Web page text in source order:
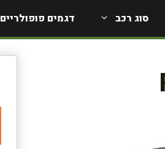
סוג רכב דגמים פופולריים